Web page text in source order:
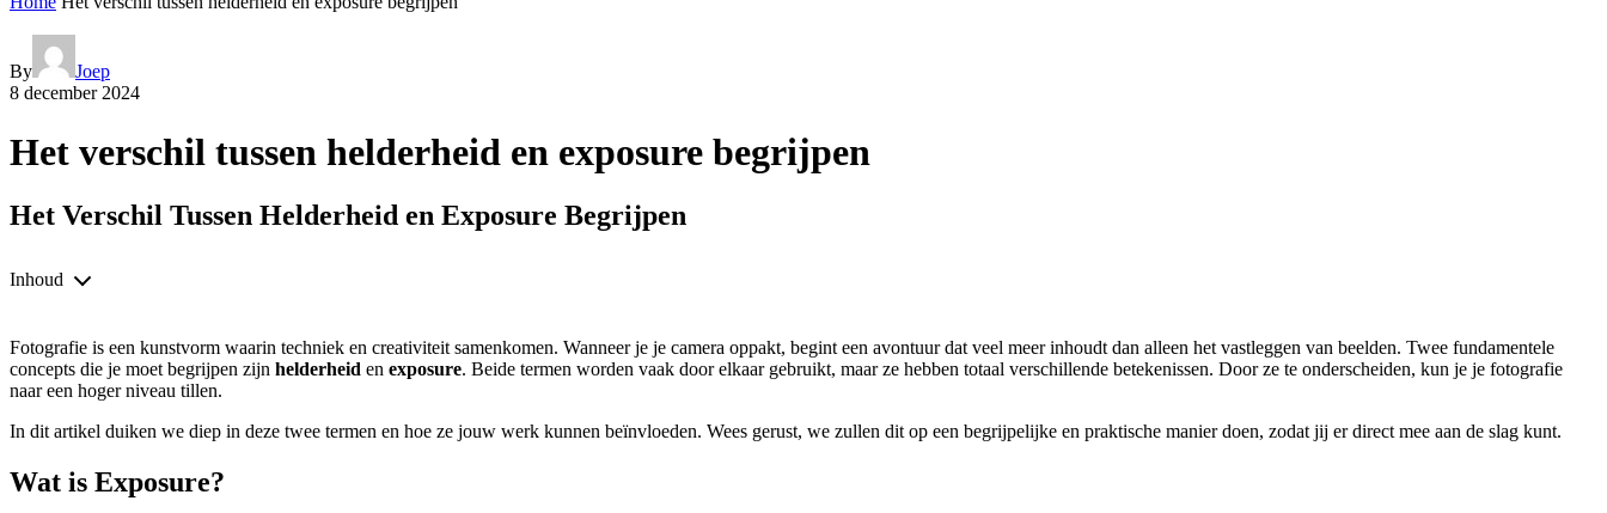
By
Joep
8 december 2024
Het verschil tussen helderheid en exposure begrijpen
Het Verschil Tussen Helderheid en Exposure Begrijpen
Inhoud
Fotografie is een kunstvorm waarin techniek en creativiteit samenkomen. Wanneer je je camera oppakt, begint een avontuur dat veel meer inhoudt dan alleen het vastleggen van beelden. Twee fundamentele
concepts die je moet begrijpen zijn helderheid en exposure. Beide termen worden vaak door elkaar gebruikt, maar ze hebben totaal verschillende betekenissen. Door ze te onderscheiden, kun je je fotografie
naar een hoger niveau tillen.
In dit artikel duiken we diep in deze twee termen en hoe ze jouw werk kunnen beïnvloeden. Wees gerust, we zullen dit op een begrijpelijke en praktische manier doen, zodat jij er direct mee aan de slag kunt.
Wat is Exposure?